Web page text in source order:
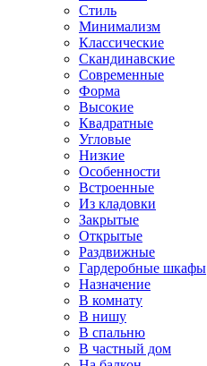
Стиль
Минимализм
Классические
Скандинавские
Современные
Форма
Высокие
Квадратные
Угловые
Низкие
Особенности
Встроенные
Из кладовки
Закрытые
Открытые
Раздвижные
Гардеробные шкафы
Назначение
В комнату
В нишу
В спальню
В частный дом